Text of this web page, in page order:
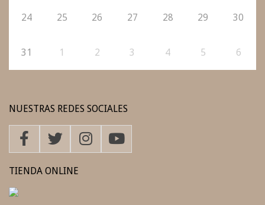
24 25 26 27 28 29 30
31 1 2 3 4 5 6
NUESTRAS REDES SOCIALES
TIENDA ONLINE